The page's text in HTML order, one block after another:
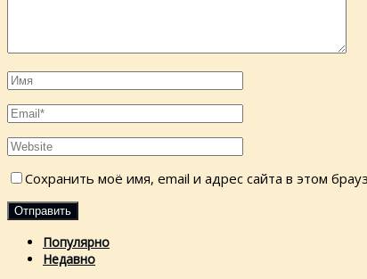
Сохранить моё имя, email и адрес сайта в этом
Популярно
Недавно